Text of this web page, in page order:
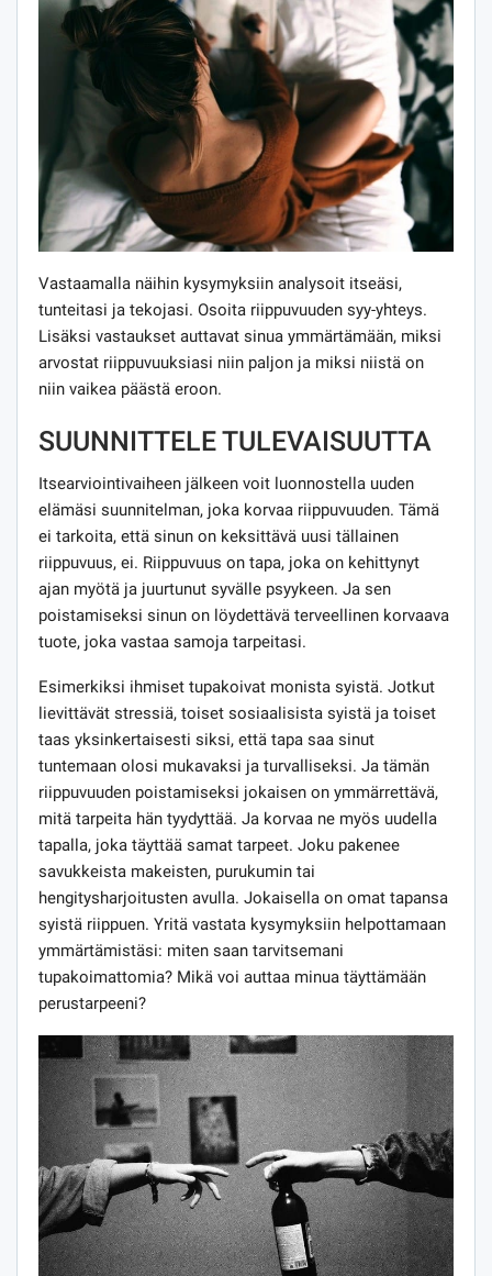
Vastaamalla näihin kysymyksiin analysoit itseäsi,
tunteitasi ja tekojasi. Osoita riippuvuuden syy-yhteys.
Lisäksi vastaukset auttavat sinua ymmärtämään, miksi
arvostat riippuvuuksiasi niin paljon ja miksi niistä on
niin vaikea päästä eroon.
SUUNNITTELE TULEVAISUUTTA
Itsearviointivaiheen jälkeen voit luonnostella uuden
elämäsi suunnitelman, joka korvaa riippuvuuden. Tämä
ei tarkoita, että sinun on keksittävä uusi tällainen
riippuvuus, ei. Riippuvuus on tapa, joka on kehittynyt
ajan myötä ja juurtunut syvälle psyykeen. Ja sen
poistamiseksi sinun on löydettävä terveellinen korvaava
tuote, joka vastaa samoja tarpeitasi.
Esimerkiksi ihmiset tupakoivat monista syistä. Jotkut
lievittävät stressiä, toiset sosiaalisista syistä ja toiset
taas yksinkertaisesti siksi, että tapa saa sinut
tuntemaan olosi mukavaksi ja turvalliseksi. Ja tämän
riippuvuuden poistamiseksi jokaisen on ymmärrettävä,
mitä tarpeita hän tyydyttää. Ja korvaa ne myös uudella
tapalla, joka täyttää samat tarpeet. Joku pakenee
savukkeista makeisten, purukumin tai
hengitysharjoitusten avulla. Jokaisella on omat tapansa
syistä riippuen. Yritä vastata kysymyksiin helpottamaan
ymmärtämistäsi: miten saan tarvitsemani
tupakoimattomia? Mikä voi auttaa minua täyttämään
perustarpeeni?